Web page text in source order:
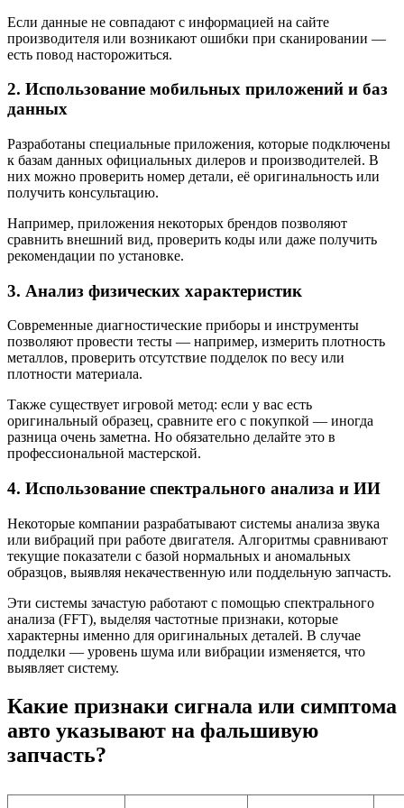
Если данные не совпадают с информацией на сайте
производителя или возникают ошибки при сканировании —
есть повод насторожиться.
2. Использование мобильных приложений и баз
данных
Разработаны специальные приложения, которые подключены
к базам данных официальных дилеров и производителей. В
них можно проверить номер детали, её оригинальность или
получить консультацию.
Например, приложения некоторых брендов позволяют
сравнить внешний вид, проверить коды или даже получить
рекомендации по установке.
3. Анализ физических характеристик
Современные диагностические приборы и инструменты
позволяют провести тесты — например, измерить плотность
металлов, проверить отсутствие подделок по весу или
плотности материала.
Также существует игровой метод: если у вас есть
оригинальный образец, сравните его с покупкой — иногда
разница очень заметна. Но обязательно делайте это в
профессиональной мастерской.
4. Использование спектрального анализа и ИИ
Некоторые компании разрабатывают системы анализа звука
или вибраций при работе двигателя. Алгоритмы сравнивают
текущие показатели с базой нормальных и аномальных
образцов, выявляя некачественную или поддельную запчасть.
Эти системы зачастую работают с помощью спектрального
анализа (FFT), выделяя частотные признаки, которые
характерны именно для оригинальных деталей. В случае
подделки — уровень шума или вибрации изменяется, что
выявляет систему.
Какие признаки сигнала или симптома
авто указывают на фальшивую
запчасть?